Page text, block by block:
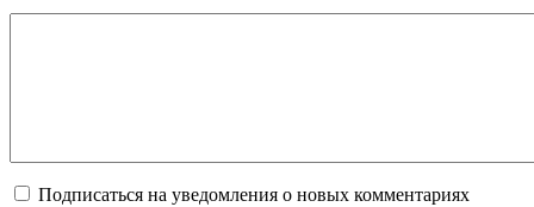
Подписаться на уведомления о новых комментариях